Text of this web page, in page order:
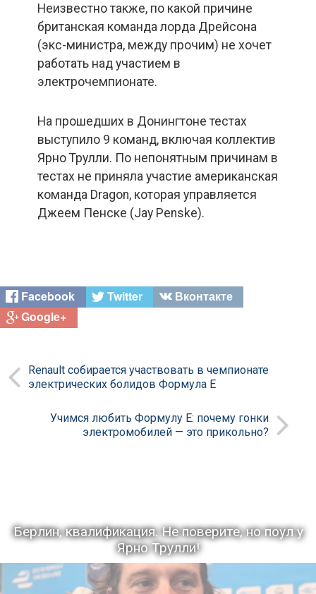
Неизвестно также, по какой причине
британская команда лорда Дрейсона
(экс-министра, между прочим) не хочет
работать над участием в
электрочемпионате.
На прошедших в Донингтоне тестах
выступило 9 команд, включая коллектив
Ярно Трулли. По непонятным причинам в
тестах не приняла участие американская
команда Dragon, которая управляется
Джеем Пенске (Jay Penske).
Facebook Twitter
Вконтакте
Google+
Renault собирается участвовать в чемпионате
электрических болидов Формула E
Учимся любить Формулу Е: почему гонки
электромобилей — это прикольно?
Берлин, квалификация. Не поверите, но поул у
Ярно Трулли!